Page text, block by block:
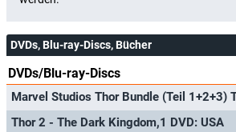
DVDs, Blu-ray-Discs, Bücher
DVDs/Blu-ray-Discs
Thor 2 - The Dark Kingdom,1 DVD: USA